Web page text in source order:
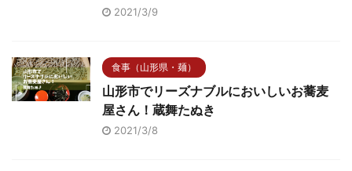
2021/3/9
食事（山形県・麺）
山形市でリーズナブルにおいしいお蕎麦
屋さん！蔵舞たぬき
2021/3/8